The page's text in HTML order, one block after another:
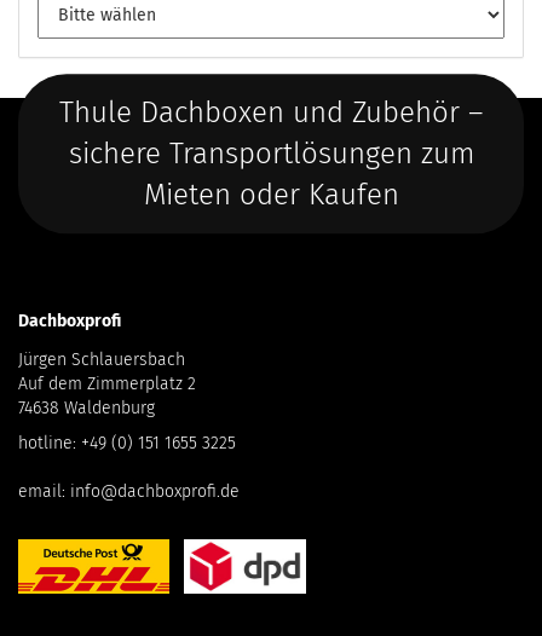
Thule Dachboxen und Zubehör –
sichere Transportlösungen zum
Mieten oder Kaufen
Dachboxprofi
Jürgen Schlauersbach
Auf dem Zimmerplatz 2
74638 Waldenburg
hotline: +49 (0) 151 1655 3225
email: info@dachboxprofi.de